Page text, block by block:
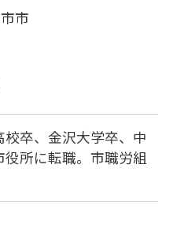
市
卒、金沢大学卒、中
所に転職。市職労組